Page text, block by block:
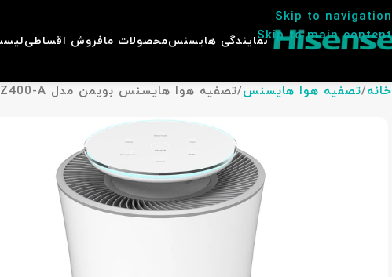
Skip to navigation
Skip to main contentنمایندگی هایسنسمحصولات مافروش اقساطی
خانه تصفیه هوا هایسنس تصفیه هوا هایسنس بویمن مدل Z400-A